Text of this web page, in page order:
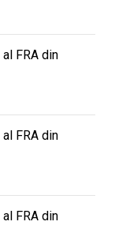
FRA din
FRA din
FRA din